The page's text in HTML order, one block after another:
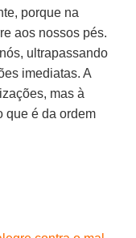
porque na
aos nossos pés.
ultrapassando
imediatas. A
mas à
que é da ordem